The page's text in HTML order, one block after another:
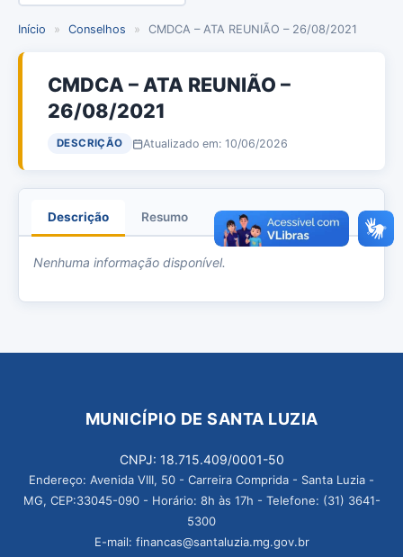
Início » Conselhos » CMDCA – ATA REUNIÃO – 26/08/2021
CMDCA – ATA REUNIÃO –
26/08/2021
DESCRIÇÃO Atualizado em: 10/06/2026
Descrição Resumo Anexos
Nenhuma informação disponível.
MUNICÍPIO DE SANTA LUZIA
CNPJ: 18.715.409/0001-50
Endereço: Avenida VIII, 50 - Carreira Comprida - Santa Luzia -
MG, CEP:33045-090 - Horário: 8h às 17h - Telefone: (31) 3641-
5300
E-mail: financas@santaluzia.mg.gov.br